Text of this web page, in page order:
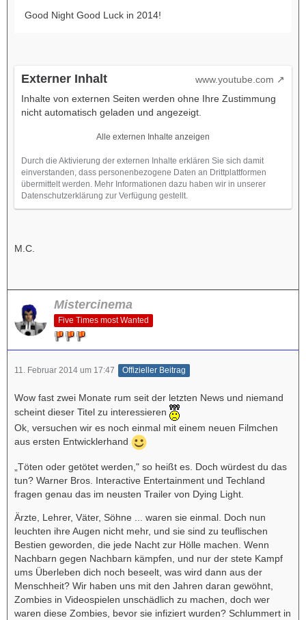
Good Night Good Luck in 2014!
Externer Inhalt
www.youtube.com
Inhalte von externen Seiten werden ohne Ihre Zustimmung
nicht automatisch geladen und angezeigt.
Alle externen Inhalte anzeigen
Durch die Aktivierung der externen Inhalte erklären Sie sich damit
einverstanden, dass personenbezogene Daten an Drittplattformen
übermittelt werden. Mehr Informationen dazu haben wir in unserer
Datenschutzerklärung zur Verfügung gestellt.
M.C.
Mistercinema
Five Times most Wanted
11. Februar 2014 um 17:47 Offizieller Beitrag
Wow fast zwei Monate rum seit der letzten News und niemand
scheint dieser Titel zu interessieren
Ok, versuchen wir es noch einmal mit einem neuen Filmchen
aus ersten Entwicklerhand
„Töten oder getötet werden," so heißt es. Doch würdest du das
tun? Warner Bros. Interactive Entertainment und Techland
fragen genau das im neusten Trailer von Dying Light.
Ärzte, Lehrer, Väter, Söhne ... waren sie einmal. Doch nun
leuchten ihre Augen nicht mehr, und sie sind zu teuflischen
Bestien geworden, die jede Nacht zur Hölle machen. Wenn
Nachbarn gegen Nachbarn kämpfen, und nur der stete Kampf
ums Überleben dich noch beseelt, was wird dann aus der
Menschheit? Wir haben uns mit den Jahren daran gewöhnt,
Zombies in Videospielen unschädlich zu machen, doch wer
waren diese Zombies, bevor sie infiziert wurden? Schlummert in